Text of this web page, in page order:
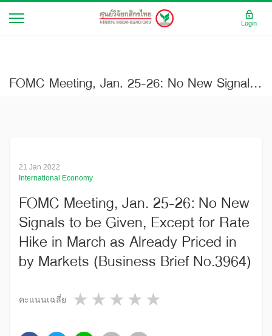
FOMC Meeting, Jan. 25-26: No New Signals to be Given, Except for Rate Hike in March as Already Priced in by Markets (Business Brief No.3964)
21 Jan 2022
International Economy
FOMC Meeting, Jan. 25-26: No New
Signals to be Given, Except for Rate
Hike in March as Already Priced in
by Markets (Business Brief No.3964)
คะแนนเฉลี่ย 4 stars
3 stars
2 stars
1 star
Login